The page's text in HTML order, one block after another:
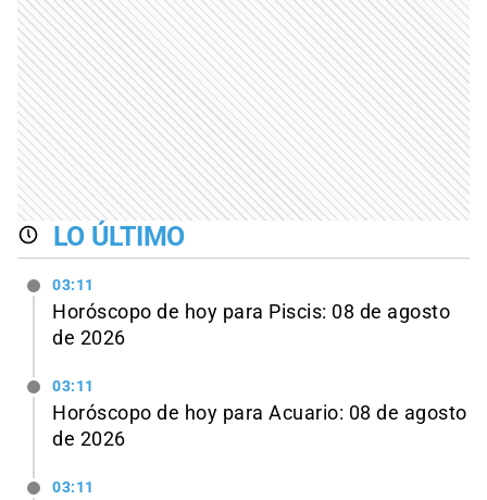
LO ÚLTIMO
03:11
Horóscopo de hoy para Piscis: 08 de agosto
de 2026
03:11
Horóscopo de hoy para Acuario: 08 de agosto
de 2026
03:11